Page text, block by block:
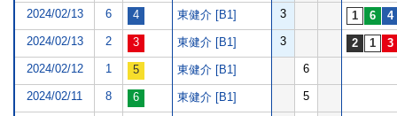
2024/02/13 6 東健介 [B1] 3
2024/02/13 2 東健介 [B1] 3
2024/02/12 1 東健介 [B1] 6
2024/02/11 8 東健介 [B1] 5